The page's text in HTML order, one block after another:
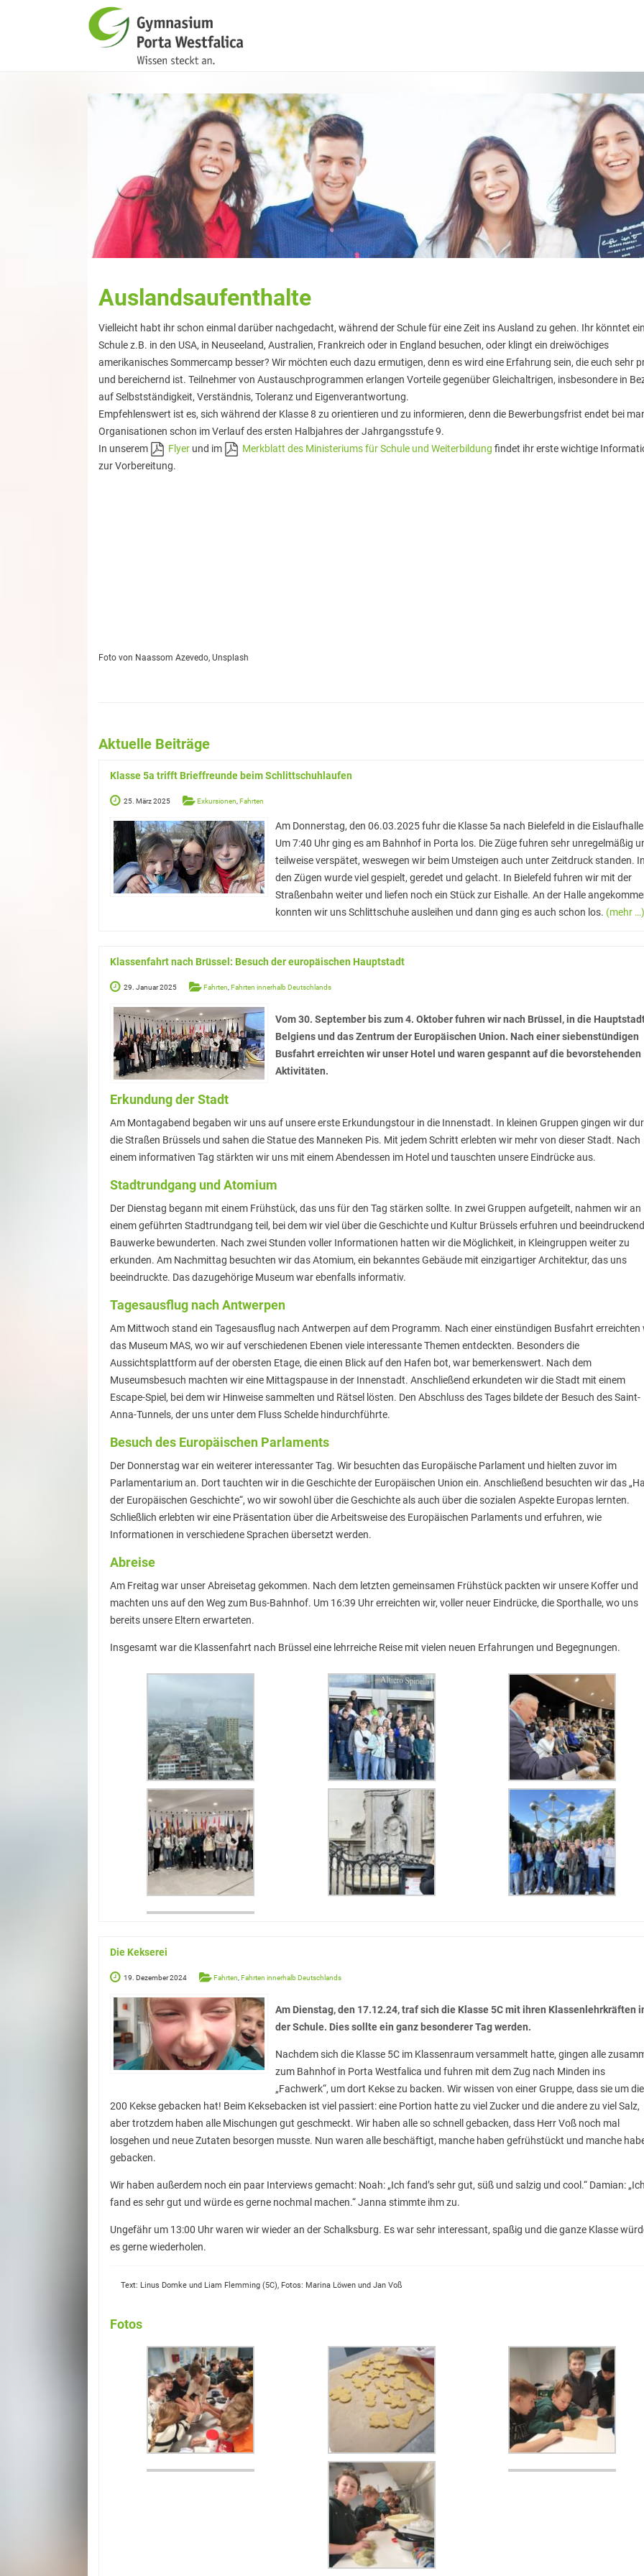
Auslandsaufenthalte
Vielleicht habt ihr schon einmal darüber nachgedacht, während der Schule für eine Zeit ins Ausland zu gehen. Ihr könntet
Schule z.B. in den USA, in Neuseeland, Australien, Frankreich oder in England besuchen, oder klingt ein dreiwöchiges
amerikanisches Sommercamp besser? Wir möchten euch dazu ermutigen, denn es wird eine Erfahrung sein, die euch sehr
und bereichernd ist. Teilnehmer von Austauschprogrammen erlangen Vorteile gegenüber Gleichaltrigen, insbesondere in
auf Selbstständigkeit, Verständnis, Toleranz und Eigenverantwortung.
Empfehlenswert ist es, sich während der Klasse 8 zu orientieren und zu informieren, denn die Bewerbungsfrist endet bei
Organisationen schon im Verlauf des ersten Halbjahres der Jahrgangsstufe 9.
In unserem
Flyer und im Merkblatt des Ministeriums für Schule und Weiterbildung findet ihr erste wichtige
zur Vorbereitung.
Foto von Naassom Azevedo, Unsplash
Aktuelle Beiträge
Klasse 5a trifft Brieffreunde beim Schlittschuhlaufen
25. März 2025 Exkursionen, Fahrten
Am Donnerstag, den 06.03.2025 fuhr die Klasse 5a nach Bielefeld in die
Um 7:40 Uhr ging es am Bahnhof in Porta los. Die Züge fuhren sehr unregelmäßig
teilweise verspätet, weswegen wir beim Umsteigen auch unter Zeitdruck standen. In
den Zügen wurde viel gespielt, geredet und gelacht. In Bielefeld fuhren wir mit der
Straßenbahn weiter und liefen noch ein Stück zur Eishalle. An der Halle
konnten wir uns Schlittschuhe ausleihen und dann ging es auch schon los. (mehr …)
Klassenfahrt nach Brüssel: Besuch der europäischen Hauptstadt
29. Januar 2025 Fahrten, Fahrten innerhalb Deutschlands
Vom 30. September bis zum 4. Oktober fuhren wir nach Brüssel, in die
Belgiens und das Zentrum der Europäischen Union. Nach einer siebenstündigen
Busfahrt erreichten wir unser Hotel und waren gespannt auf die bevorstehenden
Aktivitäten.
Erkundung der Stadt
Am Montagabend begaben wir uns auf unsere erste Erkundungstour in die Innenstadt. In kleinen Gruppen gingen wir
die Straßen Brüssels und sahen die Statue des Manneken Pis. Mit jedem Schritt erlebten wir mehr von dieser Stadt. Nach
einem informativen Tag stärkten wir uns mit einem Abendessen im Hotel und tauschten unsere Eindrücke aus.
Stadtrundgang und Atomium
Der Dienstag begann mit einem Frühstück, das uns für den Tag stärken sollte. In zwei Gruppen aufgeteilt, nahmen wir an
einem geführten Stadtrundgang teil, bei dem wir viel über die Geschichte und Kultur Brüssels erfuhren und
Bauwerke bewunderten. Nach zwei Stunden voller Informationen hatten wir die Möglichkeit, in Kleingruppen weiter zu
erkunden. Am Nachmittag besuchten wir das Atomium, ein bekanntes Gebäude mit einzigartiger Architektur, das uns
beeindruckte. Das dazugehörige Museum war ebenfalls informativ.
Tagesausflug nach Antwerpen
Am Mittwoch stand ein Tagesausflug nach Antwerpen auf dem Programm. Nach einer einstündigen Busfahrt erreichten
das Museum MAS, wo wir auf verschiedenen Ebenen viele interessante Themen entdeckten. Besonders die
Aussichtsplattform auf der obersten Etage, die einen Blick auf den Hafen bot, war bemerkenswert. Nach dem
Museumsbesuch machten wir eine Mittagspause in der Innenstadt. Anschließend erkundeten wir die Stadt mit einem
Escape-Spiel, bei dem wir Hinweise sammelten und Rätsel lösten. Den Abschluss des Tages bildete der Besuch des Saint-
Anna-Tunnels, der uns unter dem Fluss Schelde hindurchführte.
Besuch des Europäischen Parlaments
Der Donnerstag war ein weiterer interessanter Tag. Wir besuchten das Europäische Parlament und hielten zuvor im
Parlamentarium an. Dort tauchten wir in die Geschichte der Europäischen Union ein. Anschließend besuchten wir das
der Europäischen Geschichte“, wo wir sowohl über die Geschichte als auch über die sozialen Aspekte Europas lernten.
Schließlich erlebten wir eine Präsentation über die Arbeitsweise des Europäischen Parlaments und erfuhren, wie
Informationen in verschiedene Sprachen übersetzt werden.
Abreise
Am Freitag war unser Abreisetag gekommen. Nach dem letzten gemeinsamen Frühstück packten wir unsere Koffer und
machten uns auf den Weg zum Bus-Bahnhof. Um 16:39 Uhr erreichten wir, voller neuer Eindrücke, die Sporthalle, wo uns
bereits unsere Eltern erwarteten.
Insgesamt war die Klassenfahrt nach Brüssel eine lehrreiche Reise mit vielen neuen Erfahrungen und Begegnungen.
Die Kekserei
19. Dezember 2024 Fahrten Fahrten innerhalb Deutschlands
Am Dienstag, den 17.12.24, traf sich die Klasse 5C mit ihren Klassenlehrkräften
der Schule. Dies sollte ein ganz besonderer Tag werden.
Nachdem sich die Klasse 5C im Klassenraum versammelt hatte, gingen alle
zum Bahnhof in Porta Westfalica und fuhren mit dem Zug nach Minden ins
„Fachwerk“, um dort Kekse zu backen. Wir wissen von einer Gruppe, dass sie um die
200 Kekse gebacken hat! Beim Keksebacken ist viel passiert: eine Portion hatte zu viel Zucker und die andere zu viel Salz,
aber trotzdem haben alle Mischungen gut geschmeckt. Wir haben alle so schnell gebacken, dass Herr Voß noch mal
losgehen und neue Zutaten besorgen musste. Nun waren alle beschäftigt, manche haben gefrühstückt und manche
gebacken.
Wir haben außerdem noch ein paar Interviews gemacht: Noah: „Ich fand’s sehr gut, süß und salzig und cool.“ Damian: „Ich
fand es sehr gut und würde es gerne nochmal machen.“ Janna stimmte ihm zu.
Ungefähr um 13:00 Uhr waren wir wieder an der Schalksburg. Es war sehr interessant, spaßig und die ganze Klasse
es gerne wiederholen.
Text: Linus Domke und Liam Flemming (5C), Fotos: Marina Löwen und Jan Voß
Fotos